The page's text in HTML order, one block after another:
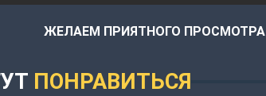
ЖЕЛАЕМ ПРИЯТНОГО ПРОСМОТРА
ПОНРАВИТЬСЯ